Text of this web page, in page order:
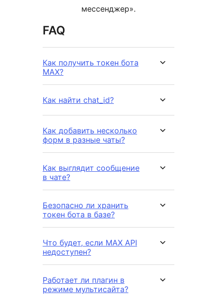
мессенджер».
FAQ
Как получить токен бота
MAX?
Как найти chat_id?
Как добавить несколько
форм в разные чаты?
Как выглядит сообщение
в чате?
Безопасно ли хранить
токен бота в базе?
Что будет, если MAX API
недоступен?
Работает ли плагин в
режиме мультисайта?